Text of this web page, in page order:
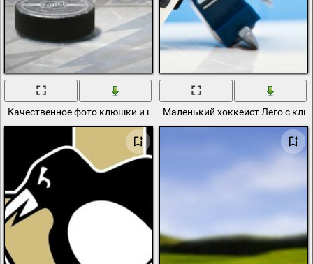
Качественное фото клюшки и шайбыМаленький хоккеист Лего с